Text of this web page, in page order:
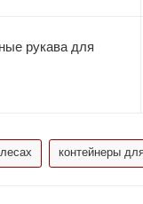
рукава для
контейнеры